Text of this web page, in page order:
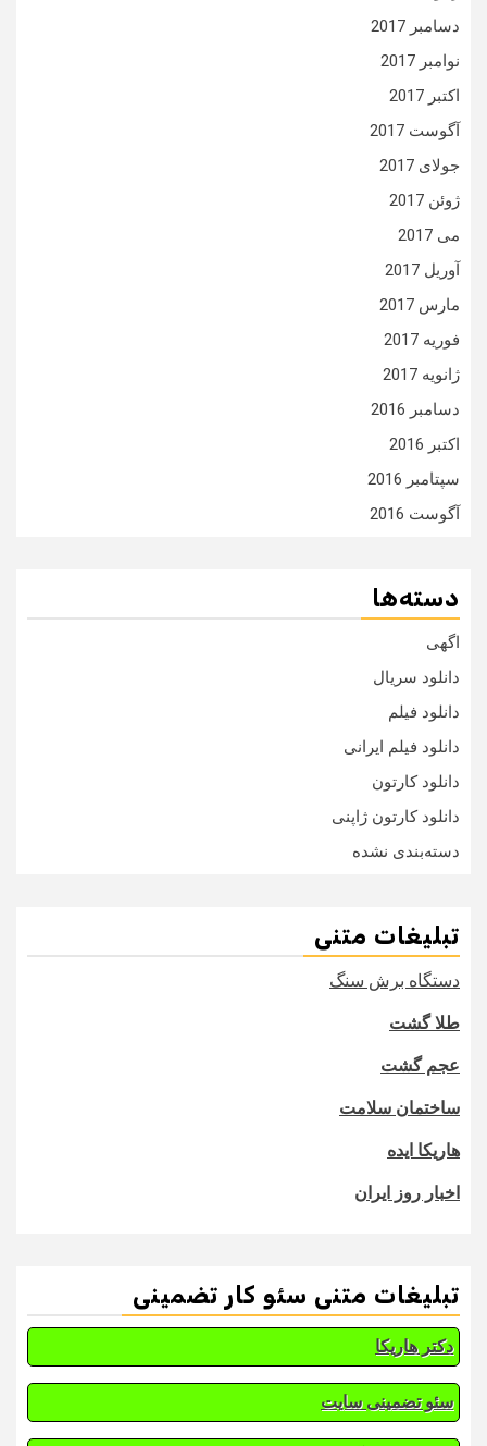
دسامبر 2017
نوامبر 2017
اکتبر 2017
آگوست 2017
جولای 2017
ژوئن 2017
می 2017
آوریل 2017
مارس 2017
فوریه 2017
ژانویه 2017
دسامبر 2016
اکتبر 2016
سپتامبر 2016
آگوست 2016
دسته‌ها
اگهی
دانلود سریال
دانلود فیلم
دانلود فیلم ایرانی
دانلود کارتون
دانلود کارتون ژاپنی
دسته‌بندی نشده
تبلیغات متنی
دستگاه برش سنگ
طلا گشت
عجم گشت
ساختمان سلامت
هاریکا ایده
اخبار روز ایران
تبلیغات متنی سئو کار تضمینی
دکتر هاریکا
سئو تضمینی سایت